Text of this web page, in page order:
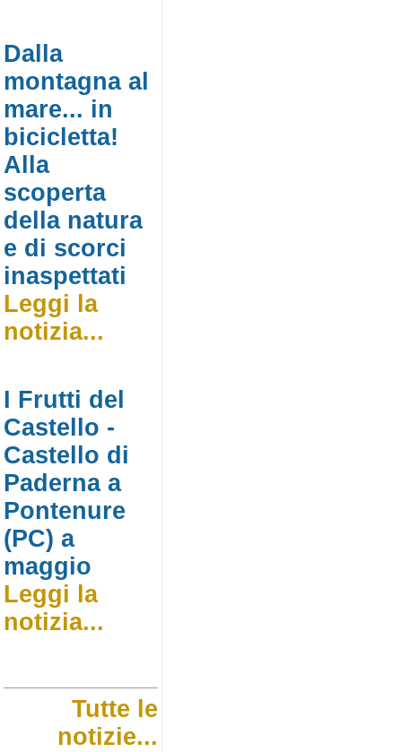
Dalla
montagna al
mare... in
bicicletta!
Alla
scoperta
della natura
e di scorci
inaspettati
Leggi la
notizia...
I Frutti del
Castello -
Castello di
Paderna a
Pontenure
(PC) a
maggio
Leggi la
notizia...
Tutte le
notizie...